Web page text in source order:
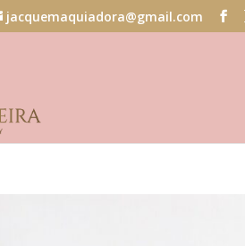
jacquemaquiadora@gmail.com